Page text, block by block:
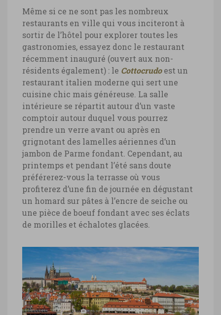
Même si ce ne sont pas les nombreux
restaurants en ville qui vous inciteront à
sortir de l’hôtel pour explorer toutes les
gastronomies, essayez donc le restaurant
récemment inauguré (ouvert aux non-
résidents également) : le Cottocrudoest un
restaurant italien moderne qui sert une
cuisine chic mais généreuse. La salle
intérieure se répartit autour d’un vaste
comptoir autour duquel vous pourrez
prendre un verre avant ou après en
grignotant des lamelles aériennes d’un
jambon de Parme fondant. Cependant, au
printemps et pendant l’été sans doute
préférerez-vous la terrasse où vous
profiterez d’une fin de journée en dégustant
un homard sur pâtes à l’encre de seiche ou
une pièce de boeuf fondant avec ses éclats
de morilles et échalotes glacées.